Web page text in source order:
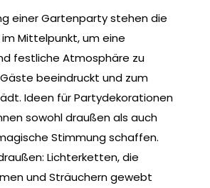
einer Gartenparty stehen die
Mittelpunkt, um eine
festliche Atmosphäre zu
beeindruckt und zum
Ideen für Partydekorationen
sowohl draußen als auch
Stimmung schaffen.
Lichterketten, die
und Sträuchern gewebt